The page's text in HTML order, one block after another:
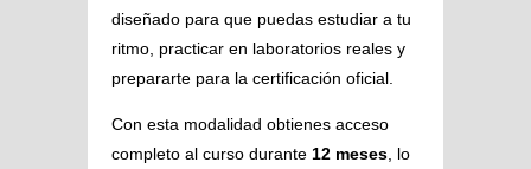
diseñado para que puedas estudiar a tu
ritmo, practicar en laboratorios reales y
prepararte para la certificación oficial.
Con esta modalidad obtienes acceso
completo al curso durante 12 meses , lo